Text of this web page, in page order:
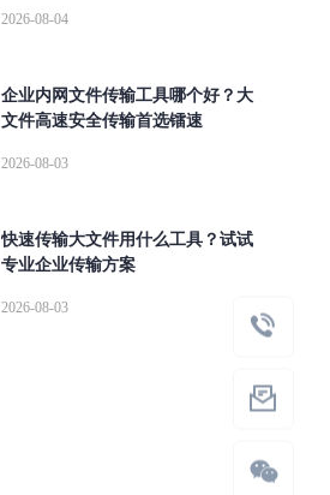
2026-08-04
企业内网文件传输工具哪个好？大
文件高速安全传输首选镭速
2026-08-03
快速传输大文件用什么工具？试试
专业企业传输方案
2026-08-03